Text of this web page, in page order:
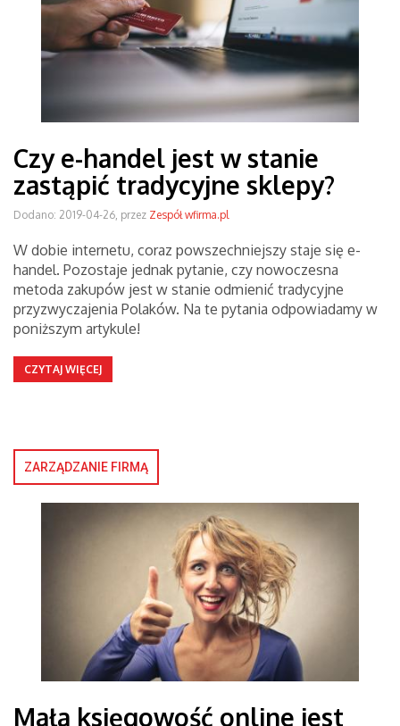
Czy e-handel jest w stanie
zastąpić tradycyjne sklepy?
Dodano: 2019-04-26, przez Zespół wfirma.pl
W dobie internetu, coraz powszechniejszy staje się e-
handel. Pozostaje jednak pytanie, czy nowoczesna
metoda zakupów jest w stanie odmienić tradycyjne
przyzwyczajenia Polaków. Na te pytania odpowiadamy w
poniższym artykule!
CZYTAJ WIĘCEJ
ZARZĄDZANIE FIRMĄ
Mała księgowość online jest